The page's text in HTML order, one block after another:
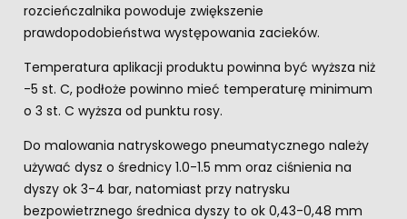
rozcieńczalnika powoduje zwiększenie
prawdopodobieństwa występowania zacieków.
Temperatura aplikacji produktu powinna być wyższa niż
-5 st. C, podłoże powinno mieć temperaturę minimum
o 3 st. C wyższa od punktu rosy.
Do malowania natryskowego pneumatycznego należy
używać dysz o średnicy 1.0-1.5 mm oraz ciśnienia na
dyszy ok 3-4 bar, natomiast przy natrysku
bezpowietrznego średnica dyszy to ok 0,43-0,48 mm